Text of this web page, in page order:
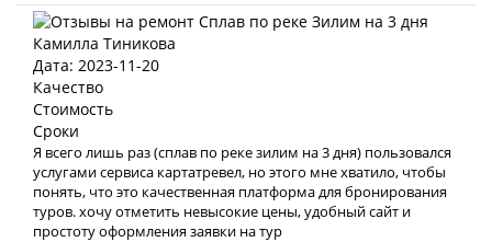
Камилла Тиникова
Дата: 2023-11-20
Качество
Стоимость
Сроки
Я всего лишь раз (сплав по реке зилим на 3 дня) пользовался
услугами сервиса картатревел, но этого мне хватило, чтобы
понять, что это качественная платформа для бронирования
туров. хочу отметить невысокие цены, удобный сайт и
простоту оформления заявки на тур